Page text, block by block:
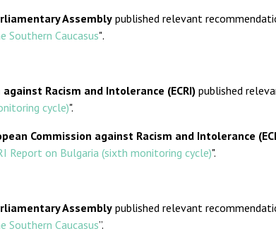
Assemblypublished relevant
Southern Caucasus".
Racism and Intolerance (ECRI) published
cycle)".
Commission against Racism and Intolerance
Report on Bulgaria (sixth monitoring cycle)".
Assemblypublished relevant
Southern Caucasus”.